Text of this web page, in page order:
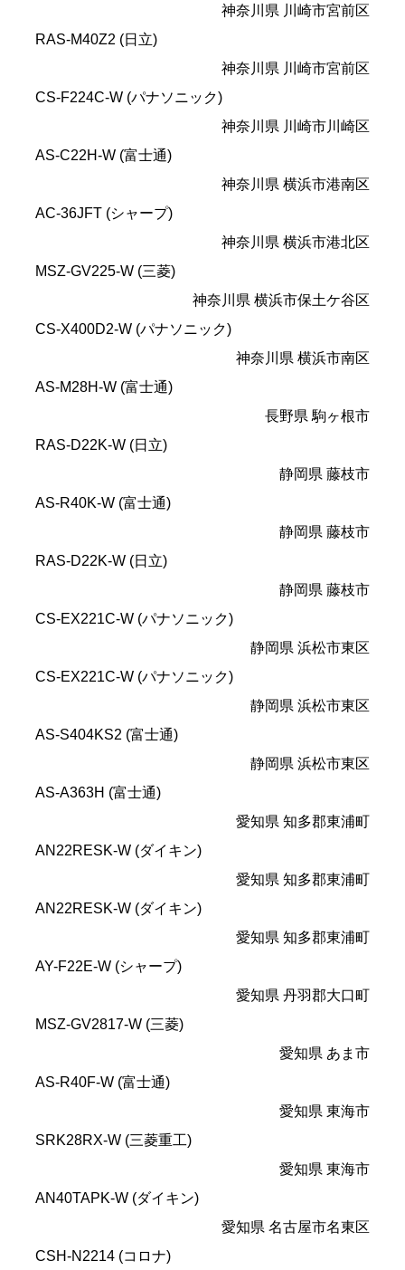
神奈川県 川崎市宮前区
RAS-M40Z2 (日立)
神奈川県 川崎市宮前区
CS-F224C-W (パナソニック)
神奈川県 川崎市川崎区
AS-C22H-W (富士通)
神奈川県 横浜市港南区
AC-36JFT (シャープ)
神奈川県 横浜市港北区
MSZ-GV225-W (三菱)
神奈川県 横浜市保土ケ谷区
CS-X400D2-W (パナソニック)
神奈川県 横浜市南区
AS-M28H-W (富士通)
長野県 駒ヶ根市
RAS-D22K-W (日立)
静岡県 藤枝市
AS-R40K-W (富士通)
静岡県 藤枝市
RAS-D22K-W (日立)
静岡県 藤枝市
CS-EX221C-W (パナソニック)
静岡県 浜松市東区
CS-EX221C-W (パナソニック)
静岡県 浜松市東区
AS-S404KS2 (富士通)
静岡県 浜松市東区
AS-A363H (富士通)
愛知県 知多郡東浦町
AN22RESK-W (ダイキン)
愛知県 知多郡東浦町
AN22RESK-W (ダイキン)
愛知県 知多郡東浦町
AY-F22E-W (シャープ)
愛知県 丹羽郡大口町
MSZ-GV2817-W (三菱)
愛知県 あま市
AS-R40F-W (富士通)
愛知県 東海市
SRK28RX-W (三菱重工)
愛知県 東海市
AN40TAPK-W (ダイキン)
愛知県 名古屋市名東区
CSH-N2214 (コロナ)